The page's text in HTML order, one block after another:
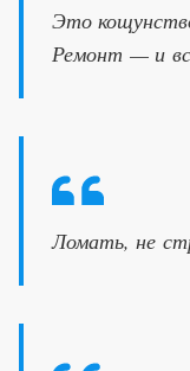
Это
Ремонт — и
Ломать, не